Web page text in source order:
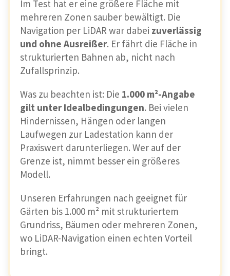
Im Test hat er eine größere Fläche mit
mehreren Zonen sauber bewältigt. Die
Navigation per LiDAR war dabei zuverlässig
und ohne Ausreißer. Er fährt die Fläche in
strukturierten Bahnen ab, nicht nach
Zufallsprinzip.
Was zu beachten ist: Die 1.000 m²-Angabe
gilt unter Idealbedingungen. Bei vielen
Hindernissen, Hängen oder langen
Laufwegen zur Ladestation kann der
Praxiswert darunterliegen. Wer auf der
Grenze ist, nimmt besser ein größeres
Modell.
Unseren Erfahrungen nach geeignet für
Gärten bis 1.000 m² mit strukturiertem
Grundriss, Bäumen oder mehreren Zonen,
wo LiDAR-Navigation einen echten Vorteil
bringt.